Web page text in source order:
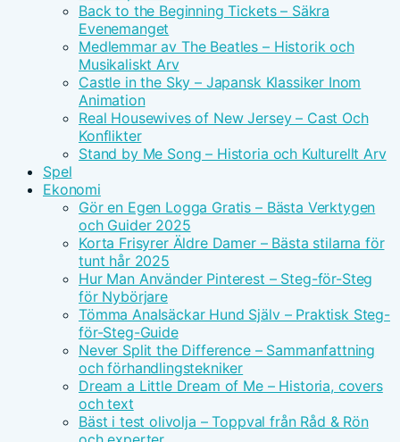
Back to the Beginning Tickets – Säkra
Evenemanget
Medlemmar av The Beatles – Historik och
Musikaliskt Arv
Castle in the Sky – Japansk Klassiker Inom
Animation
Real Housewives of New Jersey – Cast Och
Konflikter
Stand by Me Song – Historia och Kulturellt Arv
Spel
Ekonomi
Gör en Egen Logga Gratis – Bästa Verktygen
och Guider 2025
Korta Frisyrer Äldre Damer – Bästa stilarna för
tunt hår 2025
Hur Man Använder Pinterest – Steg-för-Steg
för Nybörjare
Tömma Analsäckar Hund Själv – Praktisk Steg-
för-Steg-Guide
Never Split the Difference – Sammanfattning
och förhandlingstekniker
Dream a Little Dream of Me – Historia, covers
och text
Bäst i test olivolja – Toppval från Råd & Rön